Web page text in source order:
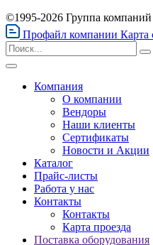
©1995-2026 Группа
Профайл компании Карта
Компания
О компании
Вендоры
Наши клиенты
Сертификаты
Новости и Акции
Каталог
Прайс-листы
Работа у нас
Контакты
Контакты
Карта проезда
Поставка оборудования